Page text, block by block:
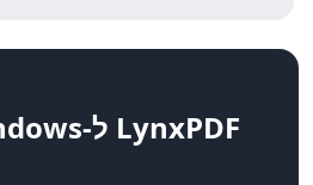
LynxPDF ל-Windows במיטבו